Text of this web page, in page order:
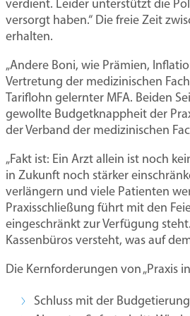
Praxisberatung
Mentoren-Programm
Wie Sie
30.000 Euro
Schnitt jede
begrenzen.
verdient. Leider unterstützt die
versorgt haben.“ Die freie Zeit
erhalten.
„Andere Boni, wie Prämien,
Vertretung der medizinischen
Tariflohn gelernter MFA. Beiden
gewollte Budgetknappheit der
der Verband der medizinischen
„Fakt ist: Ein Arzt allein ist noch
in Zukunft noch stärker
verlängern und viele Patienten
Praxisschließung führt mit den
eingeschränkt zur Verfügung
Kassenbüros versteht, was auf
Die Kernforderungen von „Praxis
Schluss mit der